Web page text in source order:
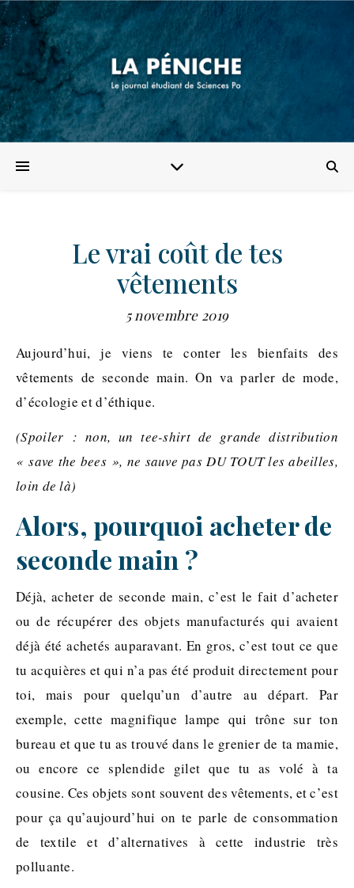
Le vrai coût de tes
vêtements
5 novembre 2019
Aujourd’hui, je viens te conter les bienfaits des
vêtements de seconde main. On va parler de mode,
d’écologie et d’éthique.
(Spoiler : non, un tee-shirt de grande distribution
« save the bees », ne sauve pas DU TOUT les abeilles,
loin de là)
Alors, pourquoi acheter de
seconde main ?
Déjà, acheter de seconde main, c’est le fait d’acheter
ou de récupérer des objets manufacturés qui avaient
déjà été achetés auparavant. En gros, c’est tout ce que
tu acquières et qui n’a pas été produit directement pour
toi, mais pour quelqu’un d’autre au départ. Par
exemple, cette magnifique lampe qui trône sur ton
bureau et que tu as trouvé dans le grenier de ta mamie,
ou encore ce splendide gilet que tu as volé à ta
cousine. Ces objets sont souvent des vêtements, et c’est
pour ça qu’aujourd’hui on te parle de consommation
de textile et d’alternatives à cette industrie très
polluante.